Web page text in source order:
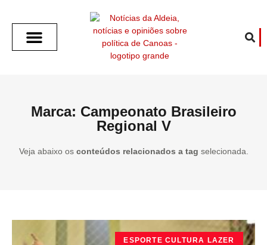
Marca: Campeonato Brasileiro
Regional V
Veja abaixo os conteúdos relacionados a tag selecionada.
ESPORTE CULTURA LAZER